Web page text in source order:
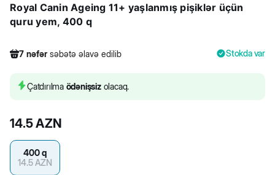
Royal Canin Ageing 11+ yaşlanmış pişiklər üçün
quru yem, 400 q
7 nəfər səbətə əlavə edilib
3 nəfər məhsulu alıb
Stokda var
Çatdırılma ödənişsizolacaq.
14.5AZN
400 q
14.5AZN